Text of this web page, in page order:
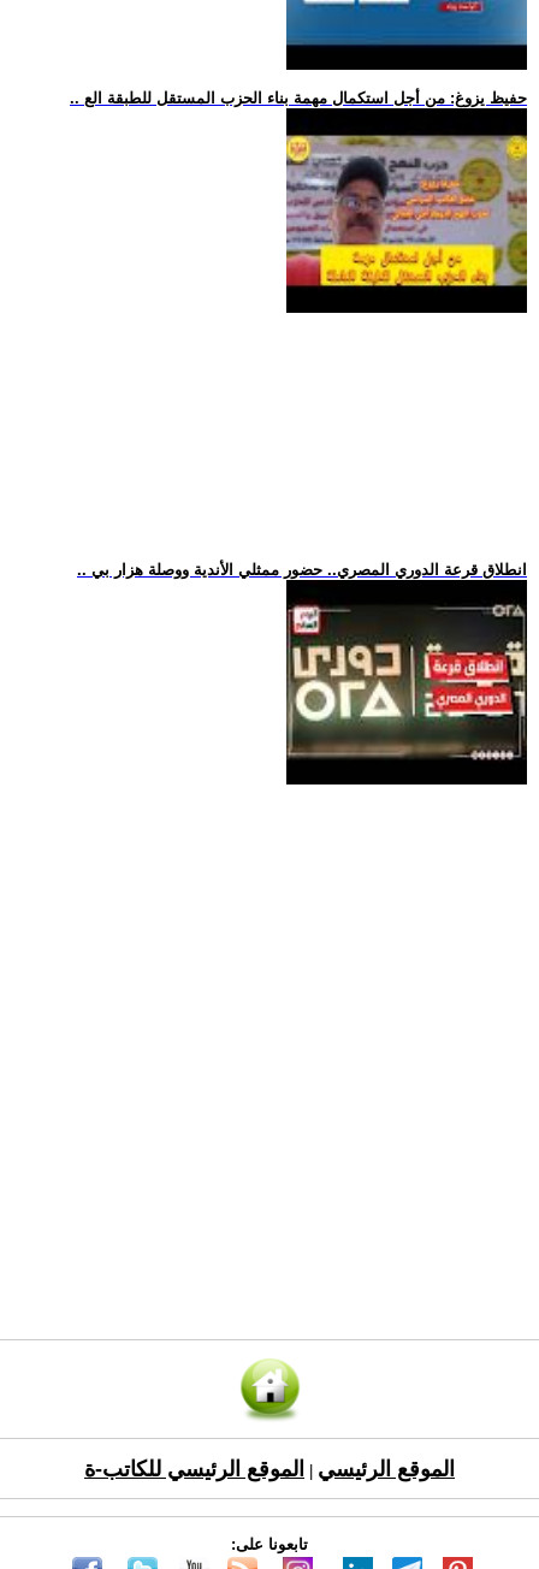
.. حفيظ يزوغ: من أجل استكمال مهمة بناء الحزب المستقل للطبقة الع
.. انطلاق قرعة الدوري المصري.. حضور ممثلي الأندية ووصلة هزار بي
الموقع الرئيسي الموقع الرئيسي للكاتب-ة
تابعونا على: